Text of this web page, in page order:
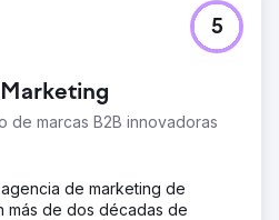
de marcas B2B innovadoras
5
de marketing de
más de dos décadas de